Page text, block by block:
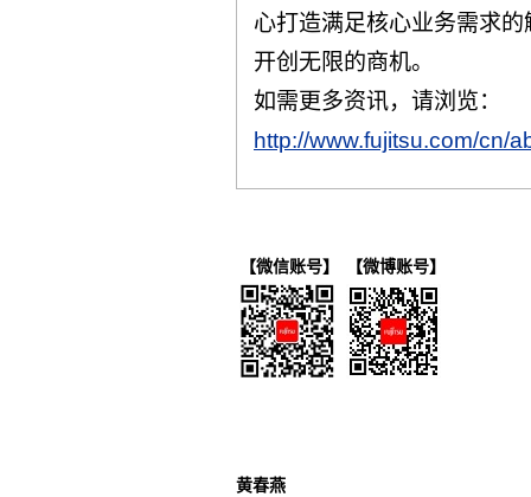
心打造满足核心业务需求
开创无限的商机。
如需更多资讯，请浏览：
http://www.fujitsu.com/cn/
【微信账号】 【微博账号】
黄春燕